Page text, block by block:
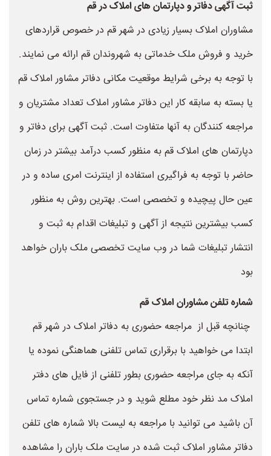
ثبت آگهی دفاتر و دپارتمان های املاک در قم
مشاوران املاک بسیار زیادی در شهر قم در خصوص قراردهای
خرید و فروش ملک خدماتی به شهروندان قم ارائه می نمایند.
با توجه به برخی شرایط موقعیت مکانی دفاتر مشاور املاک قم
یا بسته به سابقه کار این دفاتر مشاور املاک تعداد مشتریان و
مراجعه کنندگان به آنها متفاوت است. ثبت آگهی برای دفاتر و
دپارتمان های املاک قم به منظور کسب درآمد بیشتر در زمان
حاضر با توجه به فراگیری استفاده از اینترنت امری ساده و در
عین حال پیچیده و تخصصی است. بهترین روش به منظور
کسب بیشترین نتیجه از آگهی و تبلیغات اقدام به ثبت و
انتشار تبلیغات شما در وب سایت تخصصی ملک باران خواهد
بود
شماره تلفن مشاوران املاک قم
چنانچه قبل از مراجعه حضوری به دفاتر املاک در شهر قم
ابتدا می خواهید با برقراری تماس تلفنی هماهنگی نموده یا
آنکه به جای مراجعه حضوری بطور تلفنی از فایل های دفتر
املاک مد نظر خود مطلع شوید و در جستجوی شماره تماس
آن باشید می توانید با مراجعه به لیست بالا شماره های تلفن
دفاتر مشاور املاک ثبت شده در سایت ملک باران را مشاهده